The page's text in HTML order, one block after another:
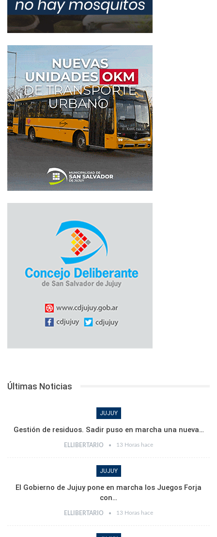
Últimas Noticias
JUJUY
Gestión de residuos. Sadir puso en marcha una nueva…
ELLIBERTARIO 13 Horas hace
JUJUY
El Gobierno de Jujuy pone en marcha los Juegos Forja
con…
ELLIBERTARIO 13 Horas hace